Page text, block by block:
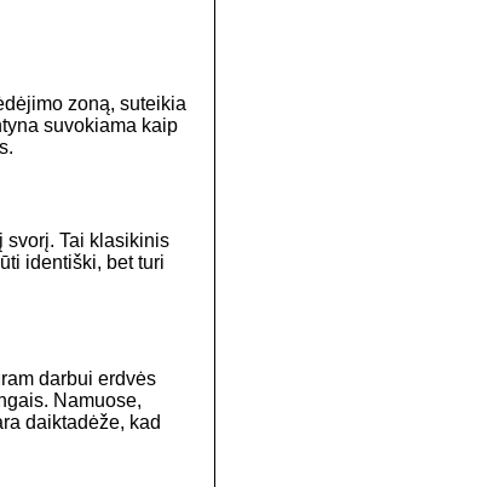
zoną, suteikia
suvokiama kaip
svorį. Tai klasikinis
identiški, bet turi
darbui erdvės
Namuose,
daiktadėže, kad